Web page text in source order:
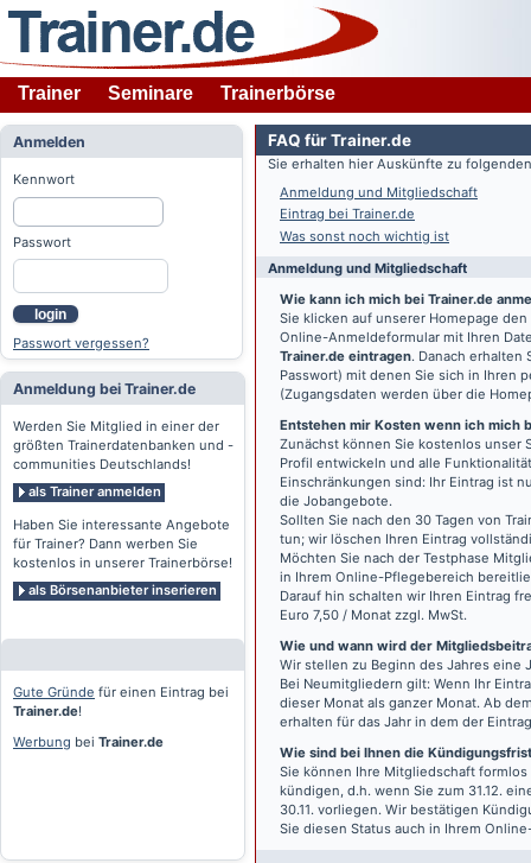
Trainer Seminare Trainerbörse
Anmelden
Kennwort
Passwort
login
Passwort vergessen?
Anmeldung bei Trainer.de
Werden Sie Mitglied in einer der
größten Trainerdatenbanken und -
communities Deutschlands!
als Trainer anmelden
Haben Sie interessante Angebote
für Trainer? Dann werben Sie
kostenlos in unserer Trainerbörse!
als Börsenanbieter inserieren
Gute Gründe für einen Eintrag bei
Trainer.de!
Werbung bei Trainer.de
FAQ für Trainer.de
Sie erhalten hier Auskünfte zu
Anmeldung und Mitgliedschaft
Eintrag bei Trainer.de
Was sonst noch wichtig ist
Anmeldung und Mitgliedschaft
Wie kann ich mich bei Trainer.de
Sie klicken auf unserer Homepage
Online-Anmeldeformular mit Ihren
Trainer.de eintragen. Danach erhalten
Passwort) mit denen Sie sich in Ihren
(Zugangsdaten werden über die
Entstehen mir Kosten wenn ich mich
Zunächst können Sie kostenlos unser
Profil entwickeln und alle
Einschränkungen sind: Ihr Eintrag ist
die Jobangebote.
Sollten Sie nach den 30 Tagen von
tun; wir löschen Ihren Eintrag
Möchten Sie nach der Testphase
in Ihrem Online-Pflegebereich
Darauf hin schalten wir Ihren Eintrag
Euro 7,50 / Monat zzgl. MwSt.
Wie und wann wird der
Wir stellen zu Beginn des Jahres eine
Bei Neumitgliedern gilt: Wenn Ihr
dieser Monat als ganzer Monat. Ab
erhalten für das Jahr in dem der
Wie sind bei Ihnen die
Sie können Ihre Mitgliedschaft
kündigen, d.h. wenn Sie zum 31.12.
30.11. vorliegen. Wir bestätigen
Sie diesen Status auch in Ihrem